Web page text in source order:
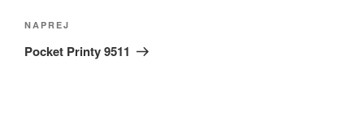
Naslednji
prispevek
NAPREJ
Pocket Printy 9511